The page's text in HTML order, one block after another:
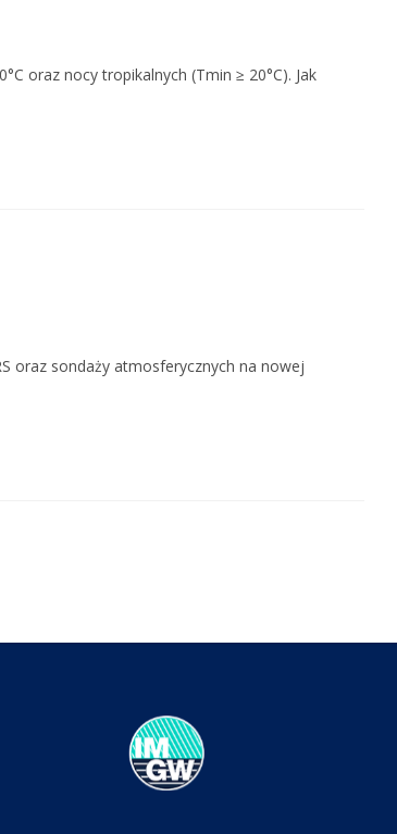
oraz nocy tropikalnych (Tmin ≥ 20°C). Jak
oraz sondaży atmosferycznych na nowej